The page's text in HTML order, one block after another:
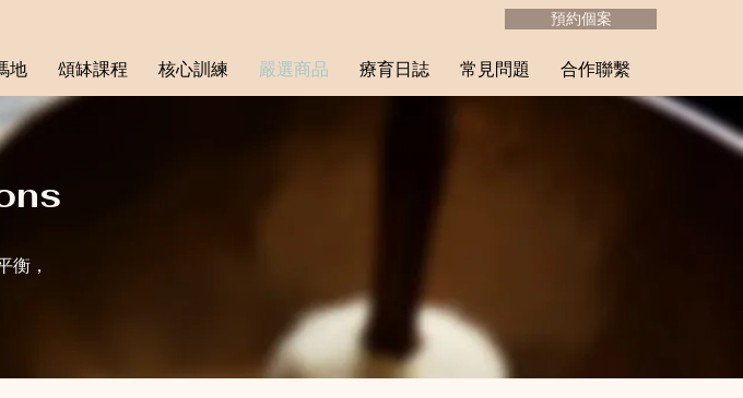
地 頌缽課程 核心訓練 嚴選商品 療育日誌 常見問題 合作聯繫
預約個案
衡，